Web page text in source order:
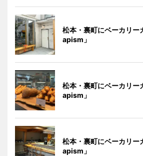
松本・裏町にベーカリー
apism」
松本・裏町にベーカリー
apism」
松本・裏町にベーカリー
apism」